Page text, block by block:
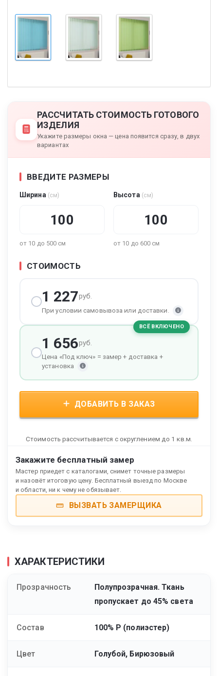
РАССЧИТАТЬ СТОИМОСТЬ ГОТОВОГО
ИЗДЕЛИЯ
Укажите размеры окна — цена появится сразу, в двух
вариантах
ВВЕДИТЕ РАЗМЕРЫ
Ширина (см)
от 10 до 500 см
Высота (см)
от 10 до 600 см
СТОИМОСТЬ
1 227руб.
При условии самовывоза или доставки.
ВСЁ ВКЛЮЧЕНО
1 656руб.
Цена «Под ключ» = замер + доставка +
установка
ДОБАВИТЬ В ЗАКАЗ
Стоимость рассчитывается с округлением до 1 кв.м.
Закажите бесплатный замер
Мастер приедет с каталогами, снимет точные размеры
и назовёт итоговую цену. Бесплатный выезд по Москве
и области, ни к чему не обязывает.
ВЫЗВАТЬ ЗАМЕРЩИКА
ХАРАКТЕРИСТИКИ
Прозрачность
Полупрозрачная. Ткань
пропускает до 45% света
Состав 100% Р (полиэстер)
Цвет Голубой, Бирюзовый